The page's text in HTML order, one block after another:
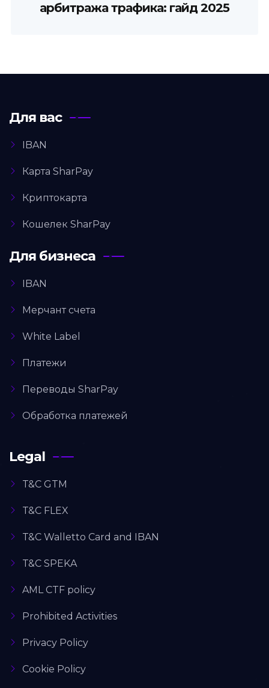
арбитража трафика: гайд 2025
Для вас
IBAN
Карта SharPay
Криптокарта
Кошелек SharPay
Для бизнеса
IBAN
Мерчант счета
White Label
Платежи
Переводы SharPay
Обработка платежей
Legal
T&C GTM
T&C FLEX
T&C Walletto Card and IBAN
T&C SPEKA
AML CTF policy
Prohibited Activities
Privacy Policy
Cookie Policy